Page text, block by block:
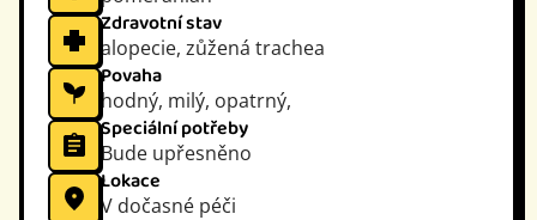
Zdravotní stav
alopecie, zůžená trachea
Povaha
hodný, milý, opatrný,
Speciální potřeby
Bude upřesněno
Lokace
V dočasné péči